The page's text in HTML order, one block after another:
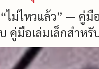
ไม่ไหวแล้ว” — คู่
คู่มือเล่มเล็กสำหรั